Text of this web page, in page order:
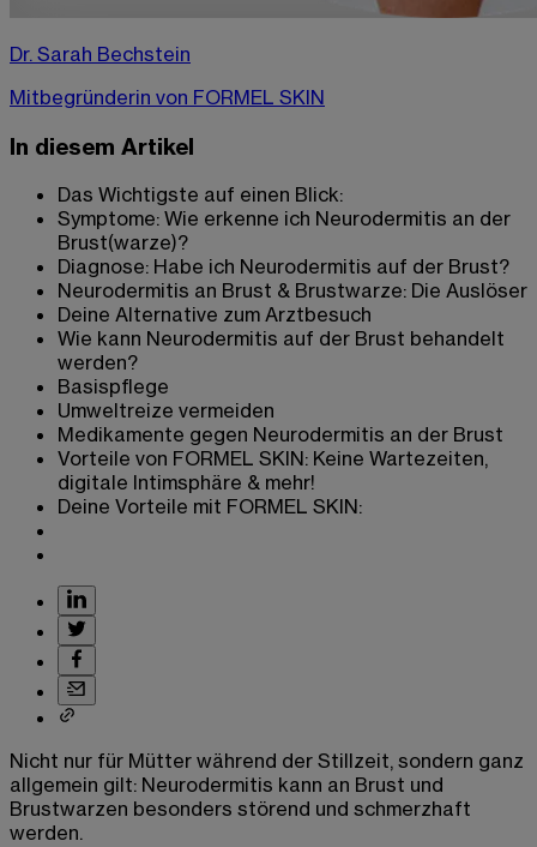
Dr. Sarah Bechstein
Mitbegründerin von FORMEL SKIN
In diesem Artikel
Das Wichtigste auf einen Blick:
Symptome: Wie erkenne ich Neurodermitis an der
Brust(warze)?
Diagnose: Habe ich Neurodermitis auf der Brust?
Neurodermitis an Brust & Brustwarze: Die Auslöser
Deine Alternative zum Arztbesuch
Wie kann Neurodermitis auf der Brust behandelt
werden?
Basispflege
Umweltreize vermeiden
Medikamente gegen Neurodermitis an der Brust
Vorteile von FORMEL SKIN: Keine Wartezeiten,
digitale Intimsphäre & mehr!
Deine Vorteile mit FORMEL SKIN:
Nicht nur für Mütter während der Stillzeit, sondern ganz
allgemein gilt: Neurodermitis kann an Brust und
Brustwarzen besonders störend und schmerzhaft
werden.